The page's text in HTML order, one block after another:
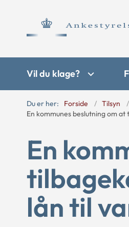
Vil du klage?
Du er her: Forside Tilsyn
En kommunes beslutning om
En
lån til